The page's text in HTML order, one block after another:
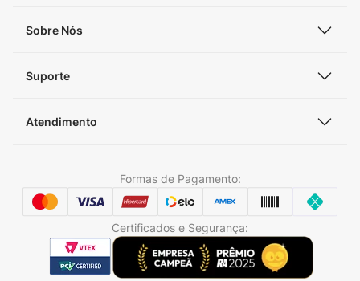
Sobre Nós
Suporte
Atendimento
Formas de Pagamento:
Certificados e Segurança: